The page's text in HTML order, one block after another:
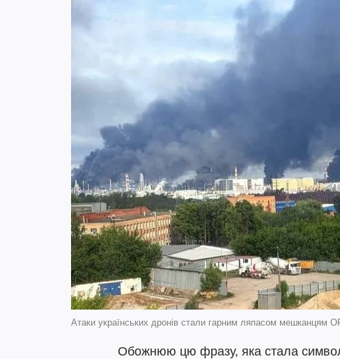
Атаки українських дронів стали гарним ляпасом мешканцям
Обожнюю цю фразу, яка стала